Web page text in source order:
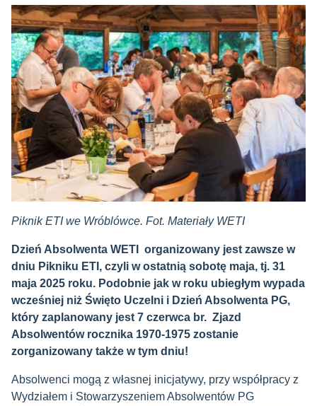
Piknik ETI we Wróblówce. Fot. Materiały WETI
Dzień Absolwenta WETI organizowany jest zawsze w
dniu Pikniku ETI, czyli w ostatnią sobotę maja, tj. 31
maja 2025 roku. Podobnie jak w roku ubiegłym wypada
wcześniej niż Święto Uczelni i Dzień Absolwenta PG,
który zaplanowany jest 7 czerwca br. Zjazd
Absolwentów rocznika 1970-1975 zostanie
zorganizowany także w tym dniu!
Absolwenci mogą z własnej inicjatywy, przy współpracy z
Wydziałem i Stowarzyszeniem Absolwentów PG